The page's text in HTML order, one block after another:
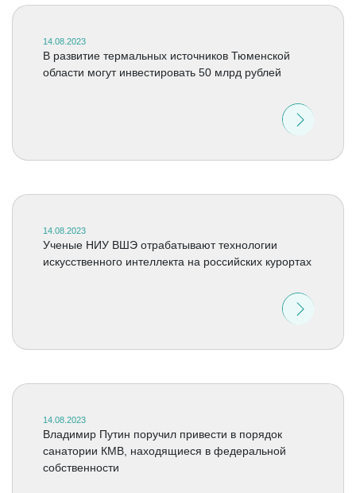
14.08.2023
В развитие термальных источников Тюменской
области могут инвестировать 50 млрд рублей
14.08.2023
Ученые НИУ ВШЭ отрабатывают технологии
искусственного интеллекта на российских курортах
14.08.2023
Владимир Путин поручил привести в порядок
санатории КМВ, находящиеся в федеральной
собственности